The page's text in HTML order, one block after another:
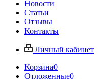
Новости
Статьи
Отзывы
Контакты
Личный кабинет
Корзина0
Отложенные0